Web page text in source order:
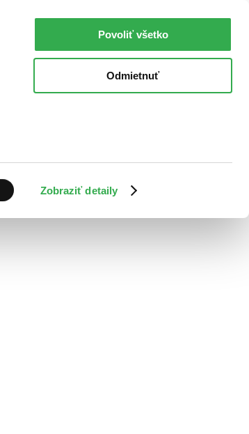
Zobraziť detaily
Povoliť všetko
Odmietnuť